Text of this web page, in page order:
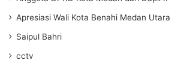
Apresiasi Wali Kota Benahi Medan Utara
Saipul Bahri
cctv